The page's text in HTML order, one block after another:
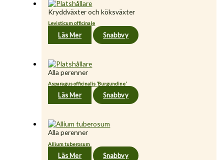
Kryddväxter och köksväxter
Levisticum officinale
Läs Mer Snabbvy
Alla perenner
Asparagus officinalis ’Burgundine’
Läs Mer Snabbvy
Alla perenner
Allium tuberosum
Läs Mer Snabbvy